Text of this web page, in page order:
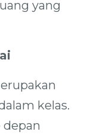
yang
kelas.
depan